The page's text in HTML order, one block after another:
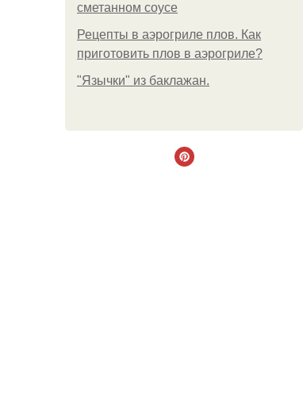
сметанном соусе
Рецепты в аэрогриле плов. Как
приготовить плов в аэрогриле?
"Язычки" из баклажан.